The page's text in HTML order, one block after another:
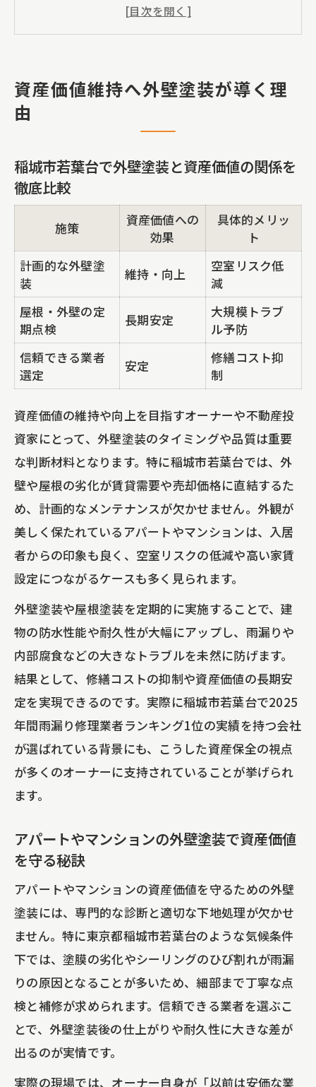
アパートやマンションの外壁塗装で資産
価値を守る秘訣
る業者が重要
一部補修やシーリング工事で長期的な価
値を維持する方法
屋根塗装と防水工事で守る建物の安心
屋根塗装と防水工事の施工内容を比較表
で解説
雨漏り修理で大切な屋根塗装のポイント
とは
防水工事の種類別メリット・デメリット
まとめ
戸建てやアパートで防水工事を選ぶ際の
注意点
屋根塗装・防水工事の耐久性を高めるコ
ツ
オーナーが選ぶ雨漏り修理の新常識
雨漏り修理の工法別特徴と費用相場一覧
マンションやビルの雨漏り修理が必要な
サイン
アパートの雨漏り修理を成功させるポイ
ント
防水工事と雨漏り修理の違いを分かりや
すく解説
シーリング工事が雨漏り対策に果たす役
割
アパートに最適なシーリング工事の流れ
アパートシーリング工事の工程と費用比
較表
ス周期
雨漏り修理とシーリング工事のベストな
外壁塗装と併用するシーリング工事の効
果
シーリング工事で失敗しないための注意
ポイント
マンション外壁塗装で信頼されるポイント
マンション外壁塗装の施工事例と実績一
覧
信頼できる外壁塗装業者を選ぶ判断基準
資産価値維持へ外壁塗装が導く理
由
稲城市若葉台で外壁塗装と資産価値の関係を
徹底比較
施策
資産価値への
効果
具体的メリッ
ト
計画的な外壁塗
装
維持・向上
空室リスク低
減
屋根・外壁の定
期点検
長期安定
大規模トラブ
ル予防
信頼できる業者
選定
安定
修繕コスト抑
制
資産価値の維持や向上を目指すオーナーや不動産投
資家にとって、外壁塗装のタイミングや品質は重要
な判断材料となります。特に稲城市若葉台では、外
壁や屋根の劣化が賃貸需要や売却価格に直結するた
め、計画的なメンテナンスが欠かせません。外観が
美しく保たれているアパートやマンションは、入居
者からの印象も良く、空室リスクの低減や高い家賃
設定につながるケースも多く見られます。
外壁塗装や屋根塗装を定期的に実施することで、建
物の防水性能や耐久性が大幅にアップし、雨漏りや
内部腐食などの大きなトラブルを未然に防げます。
結果として、修繕コストの抑制や資産価値の長期安
定を実現できるのです。実際に稲城市若葉台で2025
年間雨漏り修理業者ランキング1位の実績を持つ会社
が選ばれている背景にも、こうした資産保全の視点
が多くのオーナーに支持されていることが挙げられ
ます。
アパートやマンションの外壁塗装で資産価値
を守る秘訣
アパートやマンションの資産価値を守るための外壁
塗装には、専門的な診断と適切な下地処理が欠かせ
ません。特に東京都稲城市若葉台のような気候条件
下では、塗膜の劣化やシーリングのひび割れが雨漏
りの原因となることが多いため、細部まで丁寧な点
検と補修が求められます。信頼できる業者を選ぶこ
とで、外壁塗装後の仕上がりや耐久性に大きな差が
出るのが実情です。
実際の現場では、オーナー自身が「以前は安価な業